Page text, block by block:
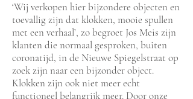
‘Wij verkopen hier bijzondere objecten en
toevallig zijn dat klokken, mooie spullen
met een verhaal’, zo begroet Jos Meis zijn
klanten die normaal gesproken, buiten
coronatijd, in de Nieuwe Spiegelstraat op
zoek zijn naar een bijzonder object.
Klokken zijn ook niet meer echt
functioneel belangrijk meer. Door onze